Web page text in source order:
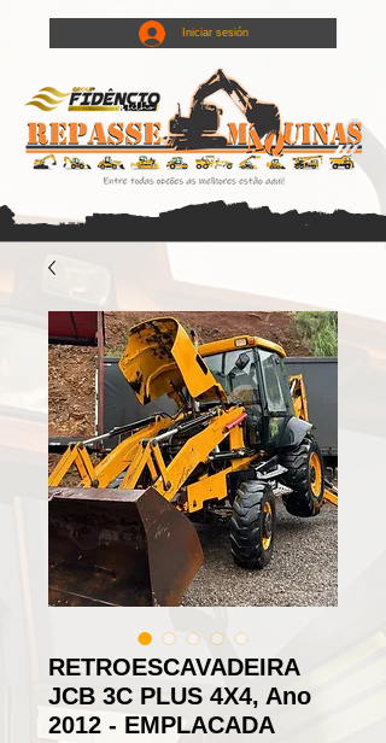
Iniciar sesión
RETROESCAVADEIRA
JCB 3C PLUS 4X4, Ano
2012 - EMPLACADA